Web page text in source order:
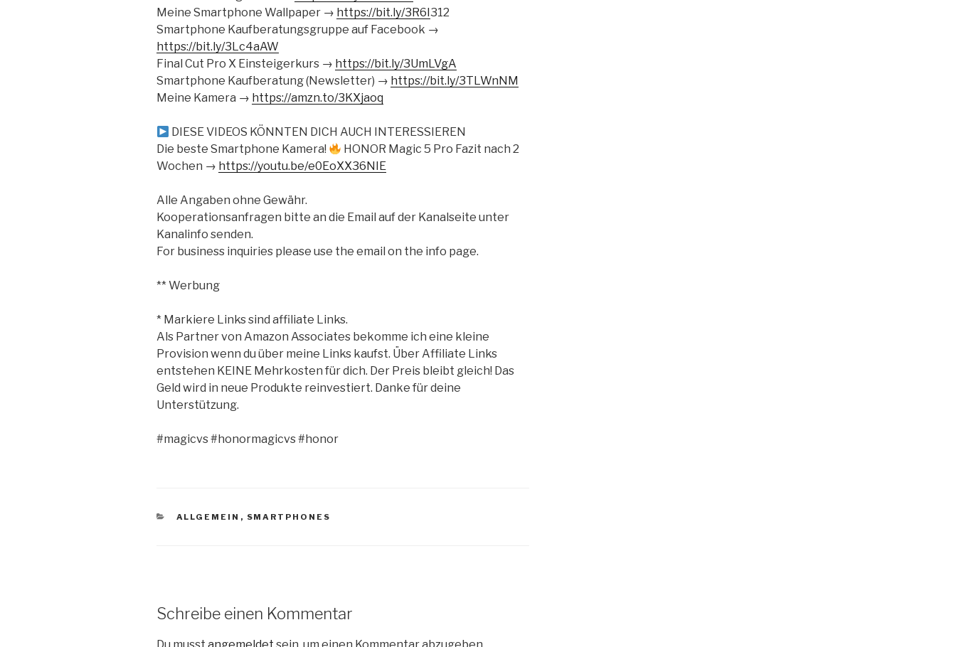
Meine Smartphone Wallpaper → https://bit.ly/3R6I 312
Smartphone Kaufberatungsgruppe auf Facebook →
https://bit.ly/3Lc4aAW
Final Cut Pro X Einsteigerkurs → https://bit.ly/3UmLVgA
Smartphone Kaufberatung (Newsletter) → https://bit.ly/3TLWnNM
Meine Kamera → https://amzn.to/3KXjaoq
DIESE VIDEOS KÖNNTEN DICH AUCH INTERESSIEREN
Die beste Smartphone Kamera!
HONOR Magic 5 Pro Fazit nach 2
Wochen → https://youtu.be/e0EoXX36NIE
Alle Angaben ohne Gewähr.
Kooperationsanfragen bitte an die Email auf der Kanalseite unter
Kanalinfo senden.
For business inquiries please use the email on the info page.
** Werbung
* Markiere Links sind affiliate Links.
Als Partner von Amazon Associates bekomme ich eine kleine
Provision wenn du über meine Links kaufst. Über Affiliate Links
entstehen KEINE Mehrkosten für dich. Der Preis bleibt gleich! Das
Geld wird in neue Produkte reinvestiert. Danke für deine
Unterstützung.
#magicvs #honormagicvs #honor
KATEGORIEN
ALLGEMEIN , SMARTPHONES
Schreibe einen Kommentar